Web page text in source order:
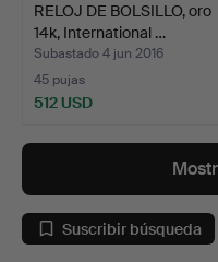
RELOJ DE BOLSILLO, oro
14k, International …
Subastado 4 jun 2016
45 pujas
512 USD
Suscribir búsqueda